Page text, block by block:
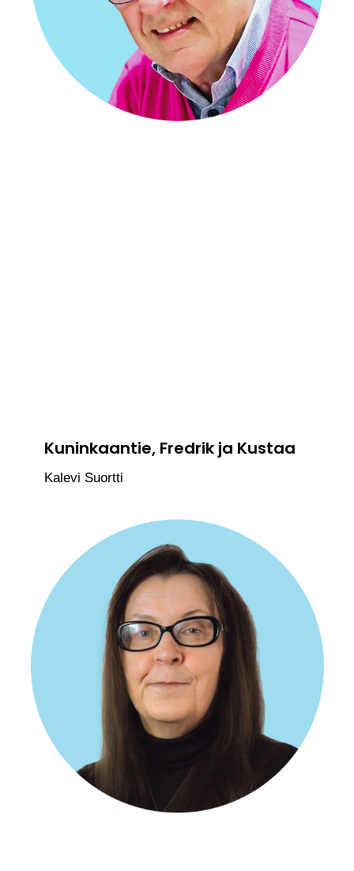
Kuninkaantie, Fredrik ja Kustaa
Kalevi Suortti